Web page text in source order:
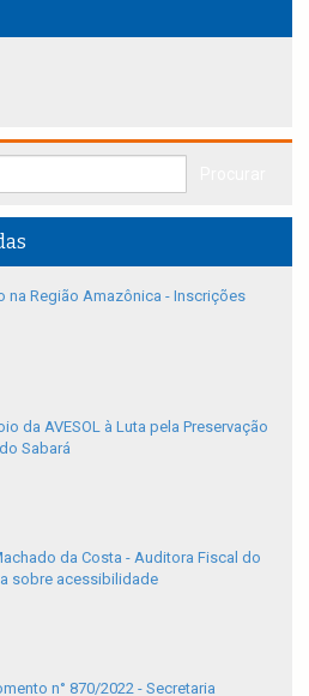
na Região Amazônica - Inscrições
da AVESOL à Luta pela Preservação
Sabará
da Costa - Auditora Fiscal do
sobre acessibilidade
n° 870/2022 - Secretaria